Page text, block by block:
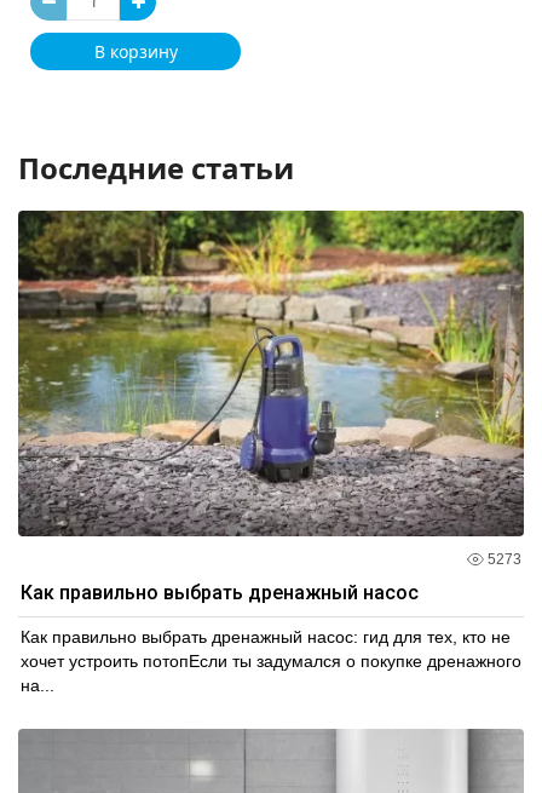
В корзину
Последние статьи
5273
Как правильно выбрать дренажный насос
Как правильно выбрать дренажный насос: гид для тех, кто не
хочет устроить потопЕсли ты задумался о покупке дренажного
на...